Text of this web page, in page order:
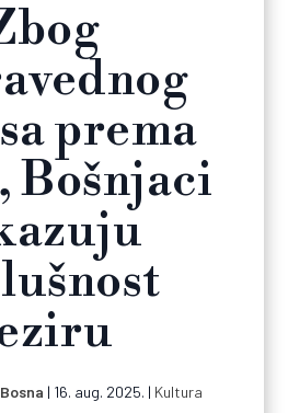
prema
Bošnjaci
| 16. aug. 2025. | Kultura